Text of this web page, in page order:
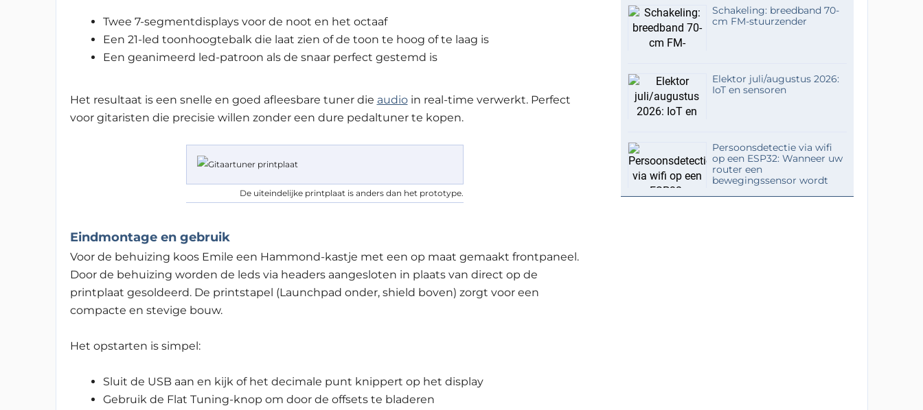
Twee 7-segmentdisplays voor de noot en het octaaf
Een 21-led toonhoogtebalk die laat zien of de toon te hoog of te laag is
Een geanimeerd led-patroon als de snaar perfect gestemd is
Het resultaat is een snelle en goed afleesbare tuner die audioin real-time verwerkt. Perfect
voor gitaristen die precisie willen zonder een dure pedaltuner te kopen.
De uiteindelijke printplaat is anders dan het prototype.
Eindmontage en gebruik
Voor de behuizing koos Emile een Hammond-kastje met een op maat gemaakt frontpaneel.
Door de behuizing worden de leds via headers aangesloten in plaats van direct op de
printplaat gesoldeerd. De print­stapel (Launchpad onder, shield boven) zorgt voor een
compacte en stevige bouw.
Het opstarten is simpel:
Sluit de USB aan en kijk of het decimale punt knippert op het display
Gebruik de Flat Tuning-knop om door de offsets te bladeren
Schakeling: breedband 70-
cm FM-stuurzender
Elektor juli/augustus 2026:
IoT en sensoren
Persoonsdetectie via wifi
op een ESP32: Wanneer uw
router een
bewegingssensor wordt